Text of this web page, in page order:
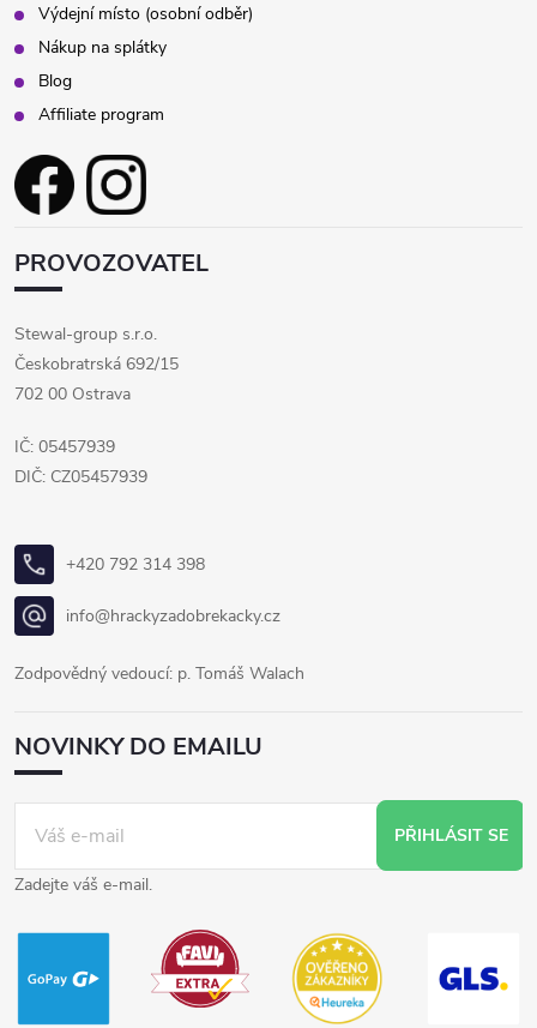
Výdejní místo (osobní odběr)
Nákup na splátky
Blog
Affiliate program
PROVOZOVATEL
Stewal-group s.r.o.
Českobratrská 692/15
702 00 Ostrava
IČ: 05457939
DIČ: CZ05457939
+420 792 314 398
info@hrackyzadobrekacky.cz
Zodpovědný vedoucí: p. Tomáš Walach
NOVINKY DO EMAILU
PŘIHLÁSIT SE
Zadejte váš e-mail.